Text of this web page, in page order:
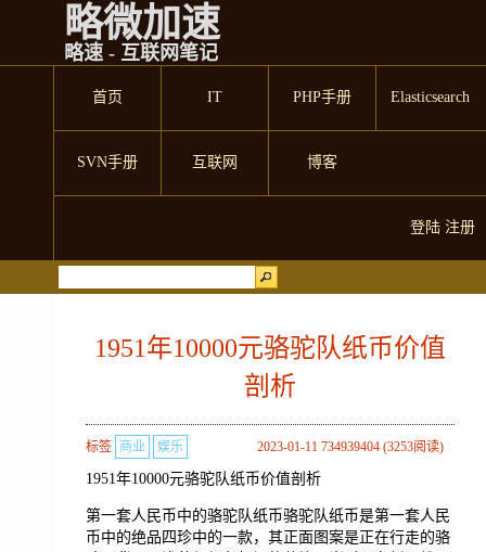
略微加速
略速 - 互联网笔记
首页 IT PHP手册 Elasticsearch
SVN手册 互联网 博客
登陆 注册
1951年10000元骆驼队纸币价值
剖析
2023-01-11 734939404 (3253阅读)
标签 商业 娱乐
1951年10000元骆驼队纸币价值剖析
第一套人民币中的骆驼队纸币骆驼队纸币是第一套人民
币中的绝品四珍中的一款，其正面图案是正在行走的骆